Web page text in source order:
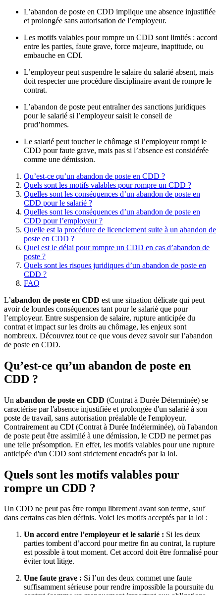
L’abandon de poste en CDD implique une absence injustifiée
et prolongée sans autorisation de l’employeur.
Les motifs valables pour rompre un CDD sont limités : accord
entre les parties, faute grave, force majeure, inaptitude, ou
embauche en CDI.
L’employeur peut suspendre le salaire du salarié absent, mais
doit respecter une procédure disciplinaire avant de rompre le
contrat.
L’abandon de poste peut entraîner des sanctions juridiques
pour le salarié si l’employeur saisit le conseil de
prud’hommes.
Le salarié peut toucher le chômage si l’employeur rompt le
CDD pour faute grave, mais pas si l’absence est considérée
comme une démission.
Qu’est-ce qu’un abandon de poste en CDD ?
Quels sont les motifs valables pour rompre un CDD ?
Quelles sont les conséquences d’un abandon de poste en
CDD pour le salarié ?
Quelles sont les conséquences d’un abandon de poste en
CDD pour l’employeur ?
Quelle est la procédure de licenciement suite à un abandon de
poste en CDD ?
Quel est le délai pour rompre un CDD en cas d’abandon de
poste ?
Quels sont les risques juridiques d’un abandon de poste en
CDD ?
FAQ
L’abandon de poste en CDD est une situation délicate qui peut
avoir de lourdes conséquences tant pour le salarié que pour
l’employeur. Entre suspension de salaire, rupture anticipée du
contrat et impact sur les droits au chômage, les enjeux sont
nombreux. Découvrez tout ce que vous devez savoir sur l’abandon
de poste en CDD.
Qu’est-ce qu’un abandon de poste en
CDD ?
Un abandon de poste en CDD (Contrat à Durée Déterminée) se
caractérise par l'absence injustifiée et prolongée d'un salarié à son
poste de travail, sans autorisation préalable de l'employeur.
Contrairement au CDI (Contrat à Durée Indéterminée), où l'abandon
de poste peut être assimilé à une démission, le CDD ne permet pas
une telle présomption. En effet, les motifs valables pour une rupture
anticipée d'un CDD sont strictement encadrés par la loi.
Quels sont les motifs valables pour
rompre un CDD ?
Un CDD ne peut pas être rompu librement avant son terme, sauf
dans certains cas bien définis. Voici les motifs acceptés par la loi :
Un accord entre l’employeur et le salarié : Si les deux
parties tombent d’accord pour mettre fin au contrat, la rupture
est possible à tout moment. Cet accord doit être formalisé pour
éviter tout litige.
Une faute grave : Si l’un des deux commet une faute
suffisamment sérieuse pour rendre impossible la poursuite du